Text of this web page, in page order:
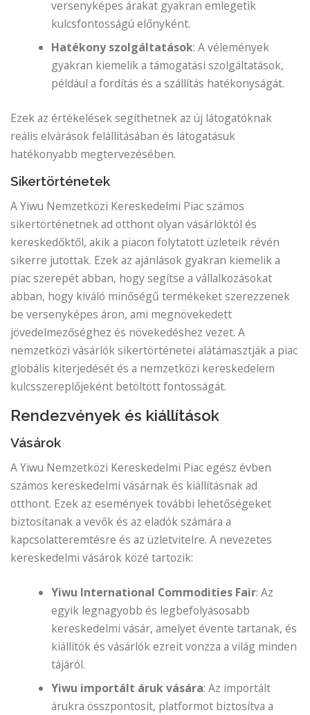
versenyképes árakat gyakran emlegetik
kulcsfontosságú előnyként.
Hatékony szolgáltatások: A vélemények
gyakran kiemelik a támogatási szolgáltatások,
például a fordítás és a szállítás hatékonyságát.
Ezek az értékelések segíthetnek az új látogatóknak
reális elvárások felállításában és látogatásuk
hatékonyabb megtervezésében.
Sikertörténetek
A Yiwu Nemzetközi Kereskedelmi Piac számos
sikertörténetnek ad otthont olyan vásárlóktól és
kereskedőktől, akik a piacon folytatott üzleteik révén
sikerre jutottak. Ezek az ajánlások gyakran kiemelik a
piac szerepét abban, hogy segítse a vállalkozásokat
abban, hogy kiváló minőségű termékeket szerezzenek
be versenyképes áron, ami megnövekedett
jövedelmezőséghez és növekedéshez vezet. A
nemzetközi vásárlók sikertörténetei alátámasztják a piac
globális kiterjedését és a nemzetközi kereskedelem
kulcsszereplőjeként betöltött fontosságát.
Rendezvények és kiállítások
Vásárok
A Yiwu Nemzetközi Kereskedelmi Piac egész évben
számos kereskedelmi vásárnak és kiállításnak ad
otthont. Ezek az események további lehetőségeket
biztosítanak a vevők és az eladók számára a
kapcsolatteremtésre és az üzletvitelre. A nevezetes
kereskedelmi vásárok közé tartozik:
Yiwu International Commodities Fair: Az
egyik legnagyobb és legbefolyásosabb
kereskedelmi vásár, amelyet évente tartanak, és
kiállítók és vásárlók ezreit vonzza a világ minden
tájáról.
Yiwu importált áruk vására: Az importált
árukra összpontosít, platformot biztosítva a